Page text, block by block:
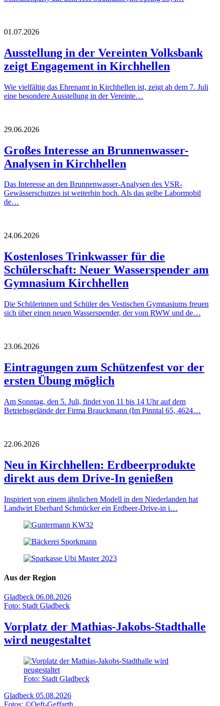
01.07.2026
Ausstellung in der Vereinten Volksbank
zeigt Engagement in Kirchhellen
Wie vielfältig das Ehrenamt in Kirchhellen ist, zeigt ab dem 7. Juli
eine besondere Ausstellung in der Vereinte…
29.06.2026
Großes Interesse an Brunnenwasser-
Analysen in Kirchhellen
Das Interesse an den Brunnenwasser-Analysen des VSR-
Gewässerschutzes ist weiterhin hoch. Als das gelbe Labormobil
de…
24.06.2026
Kostenloses Trinkwasser für die
Schülerschaft: Neuer Wasserspender am
Gymnasium Kirchhellen
Die Schülerinnen und Schüler des Vestischen Gymnasiums freuen
sich über einen neuen Wasserspender, der vom RWW und de…
23.06.2026
Eintragungen zum Schützenfest vor der
ersten Übung möglich
Am Sonntag, den 5. Juli, findet von 11 bis 14 Uhr auf dem
Betriebsgelände der Firma Brauckmann (Im Pinntal 65, 4624…
22.06.2026
Neu in Kirchhellen: Erdbeerprodukte
direkt aus dem Drive-In genießen
Inspiriert von einem ähnlichen Modell in den Niederlanden hat
Landwirt Eberhard Schmücker ein Erdbeer-Drive-in i…
Aus der Region
Gladbeck 06.08.2026
Foto: Stadt Gladbeck
Vorplatz der Mathias-Jakobs-Stadthalle
wird neugestaltet
Foto: Stadt Gladbeck
Gladbeck 05.08.2026